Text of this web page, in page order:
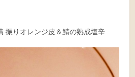
振りオレンジ皮＆鯖の熟成塩辛